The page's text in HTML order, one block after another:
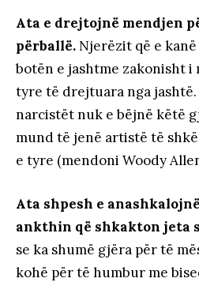
Ata e drejtojnë mendjen
përballë. Njerëzit që e
botën e jashtme zakonisht i
tyre të drejtuara nga
narcistët nuk e bëjnë këtë
mund të jenë artistë të
e tyre (mendoni Woody
Ata shpesh e
ankthin që shkakton jeta
se ka shumë gjëra për të
kohë për të humbur me